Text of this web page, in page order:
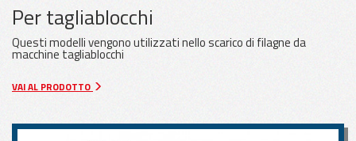
Per tagliablocchi
Questi modelli vengono utilizzati nello scarico di filagne da
macchine tagliablocchi
VAI AL PRODOTTO